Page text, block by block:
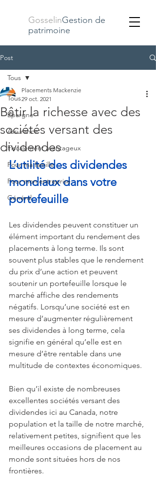
GosselinGestion de
patrimoine
Post
Tous
Épargne
Assurance
Fiscalement avantageux
Pour ma famille
Pour mon entreprise
Général
Tous
Bâtir la richesse avec des
sociétés versant des
dividendes
Placements Mackenzie
29 oct. 2021
L’utilité des dividendes
mondiaux dans votre
portefeuille
Les dividendes peuvent constituer un
élément important du rendement des
placements à long terme. Ils sont
souvent plus stables que le rendement
du prix d’une action et peuvent
soutenir un portefeuille lorsque le
marché affiche des rendements
négatifs. Lorsqu’une société est en
mesure d’augmenter régulièrement
ses dividendes à long terme, cela
signifie en général qu’elle est en
mesure d’être rentable dans une
multitude de contextes économiques.
Bien qu’il existe de nombreuses
excellentes sociétés versant des
dividendes ici au Canada, notre
population et la taille de notre marché,
relativement petites, signifient que les
meilleures occasions de placement au
monde sont situées hors de nos
frontières.